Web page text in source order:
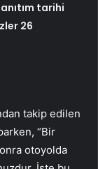
tarihi
26
takip edilen
“Bir
otoyolda